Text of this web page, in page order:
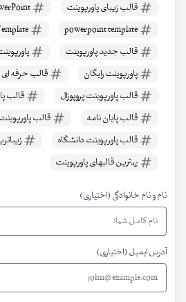
قالب زیبای پاورپوینت
قالب جدید پاورپوینت
پاورپوینت رایگان
قالب حرفه ای
قالب پاورپوینت پروپوزال
قالب
قالب پایان نامه
قالب
قالب پاورپوینت دانشگاه
بهترین قالبهای پاورپوینت
نام و نام خانوادگی (اختیاری)
آدرس ایمیل (اختیاری)